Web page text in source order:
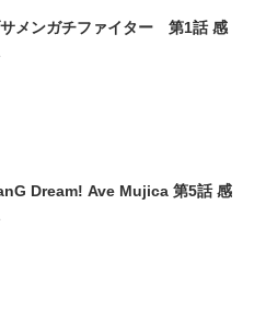
メンガチファイター 第1話 感
Dream! Ave Mujica 第5話 感